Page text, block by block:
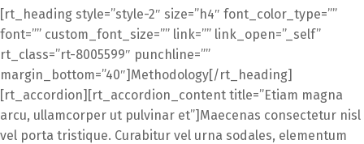
[rt_heading style=”style-2″ size=”h4″ font_color_type=””
font=”” custom_font_size=”” link=”” link_open=”_self”
rt_class=”rt-8005599″ punchline=””
margin_bottom=”40″]Methodology[/rt_heading]
[rt_accordion][rt_accordion_content title=”Etiam magna
arcu, ullamcorper ut pulvinar et”]Maecenas consectetur nisl
vel porta tristique. Curabitur vel urna sodales, elementum